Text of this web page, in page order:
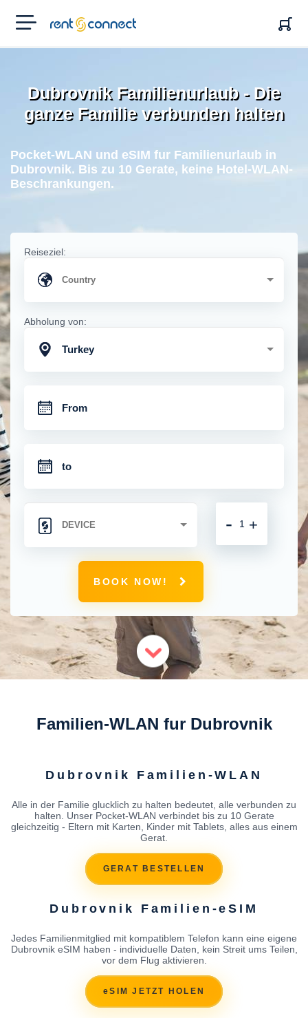
RENT'N
CONNECT
Dubrovnik Familienurlaub - Die
ganze Familie verbunden halten
Pocket-WLAN und eSIM fur Familienurlaub in
Dubrovnik. Bis zu 10 Gerate, keine Hotel-WLAN-
Beschrankungen.
Reiseziel:
Abholung von:
Turkey
+
-
BOOK NOW!
Familien-WLAN fur Dubrovnik
Dubrovnik Familien-WLAN
Alle in der Familie glucklich zu halten bedeutet, alle verbunden zu
halten. Unser Pocket-WLAN verbindet bis zu 10 Gerate
gleichzeitig - Eltern mit Karten, Kinder mit Tablets, alles aus einem
Gerat.
GERAT BESTELLEN
Dubrovnik Familien-eSIM
Jedes Familienmitglied mit kompatiblem Telefon kann eine eigene
Dubrovnik eSIM haben - individuelle Daten, kein Streit ums Teilen,
vor dem Flug aktivieren.
eSIM JETZT HOLEN